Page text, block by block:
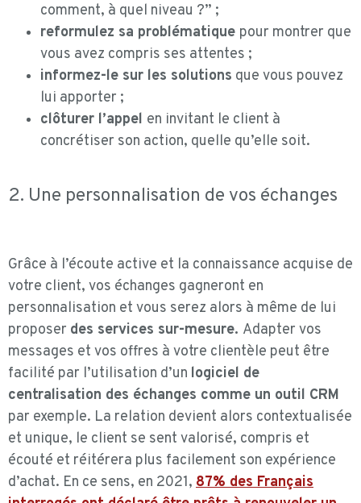
comment, à quel niveau ?” ;
reformulez sa problématique pour montrer que
vous avez compris ses attentes ;
informez-le sur les solutions que vous pouvez
lui apporter ;
clôturer l’appel en invitant le client à
concrétiser son action, quelle qu’elle soit.
2. Une personnalisation de vos échanges
Grâce à l’écoute active et la connaissance acquise de
votre client, vos échanges gagneront en
personnalisation et vous serez alors à même de lui
proposer des services sur-mesure. Adapter vos
messages et vos offres à votre clientèle peut être
facilité par l’utilisation d’un logiciel de
centralisation des échanges comme un outil CRM
par exemple. La relation devient alors contextualisée
et unique, le client se sent valorisé, compris et
écouté et réitérera plus facilement son expérience
d’achat. En ce sens, en 2021, 87% des Français